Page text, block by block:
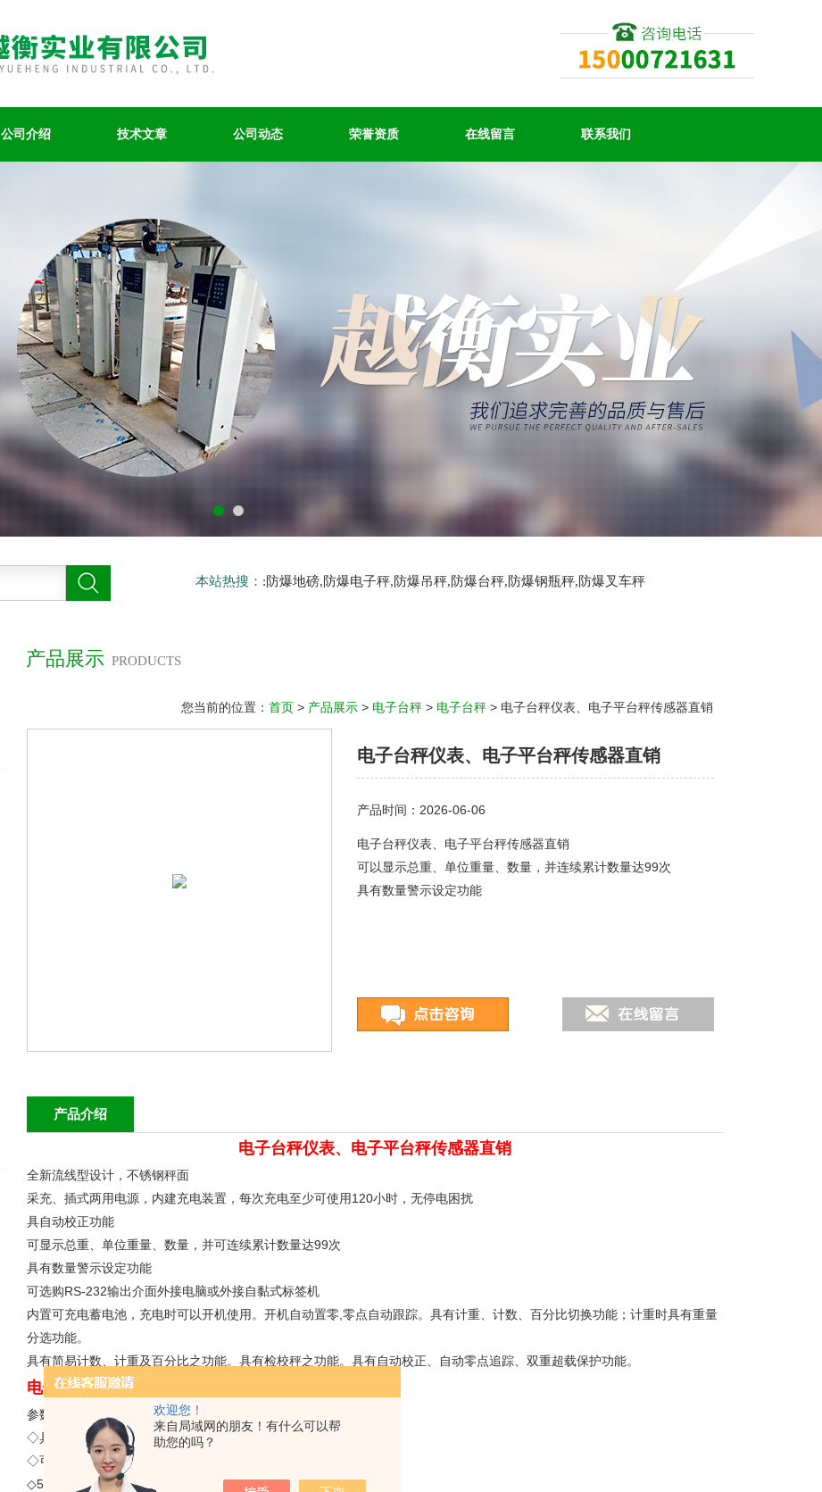
欢迎您！
来自局域网的朋友！有什么可以帮
助您的吗？
公司介绍 技术文章 公司动态 荣誉资质 在线留言 联系我们
本站热搜： :防爆地磅,防爆电子秤,防爆吊秤,防爆台秤,防爆钢瓶秤,防爆叉车秤
产品展示 PRODUCTS
您当前的位置： 首页 > 产品展示 > 电子台秤 > 电子台秤 > 电子台秤仪表、电子平台秤传感器直销
电子台秤仪表、电子平台秤传感器直销
产品时间：2026-06-06
电子台秤仪表、电子平台秤传感器直销
可以显示总重、单位重量、数量，并连续累计数量达99次
具有数量警示设定功能
产品介绍
电子台秤仪表、电子平台秤传感器直销
全新流线型设计，不锈钢秤面
采充、插式两用电源，内建充电装置，每次充电至少可使用120小时，无停电困扰
具自动校正功能
可显示总重、单位重量、数量，并可连续累计数量达99次
具有数量警示设定功能
可选购RS-232输出介面外接电脑或外接自黏式标签机
内置可充电蓄电池，充电时可以开机使用。开机自动置零,零点自动跟踪。具有计重、计数、百分比切换功能；计重时具有重量
分选功能。
具有简易计数、计重及百分比之功能。具有检校秤之功能。具有自动校正、自动零点追踪、双重超载保护功能。
电子台秤仪表、电子平台秤传感器直销
参数：
◇具计重单位选择、检重、累加、累显、净/毛重切换等功能
◇可选参数的动物秤功能
◇52mm大型LCD显示,附白色LED背光